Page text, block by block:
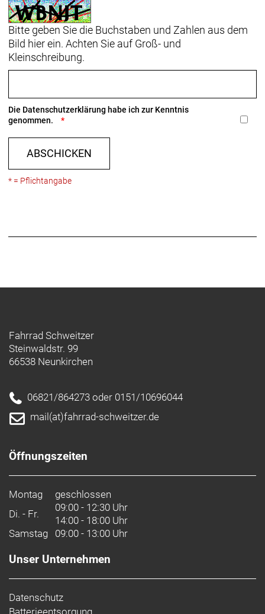
Bitte geben Sie die Buchstaben und Zahlen aus dem
Bild hier ein. Achten Sie auf Groß- und
Kleinschreibung.
Die Datenschutzerklärung habe ich zur Kenntnis
genommen.
ABSCHICKEN
* = Pflichtangabe
Fahrrad Schweitzer
Steinwaldstr. 99
66538 Neunkirchen
06821/864273 oder 0151/10696044
mail(at)fahrrad-schweitzer.de
Öffnungszeiten
Montag
geschlossen
Di. - Fr.
09:00 - 12:30 Uhr
14:00 - 18:00 Uhr
Samstag 09:00 - 13:00 Uhr
Unser Unternehmen
Datenschutz